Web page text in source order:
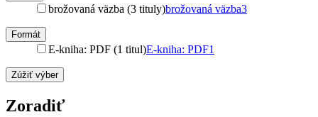
brožovaná väzba (3 tituly)brožovaná väzba3
Formát
E-kniha: PDF (1 titul)E-kniha: PDF1
Zúžiť výber
Zoradiť